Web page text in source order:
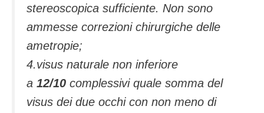
stereoscopica sufficiente. Non sono
ammesse correzioni chirurgiche delle
ametropie;
4.visus naturale non inferiore
a 12/10 complessivi quale somma del
visus dei due occhi con non meno di